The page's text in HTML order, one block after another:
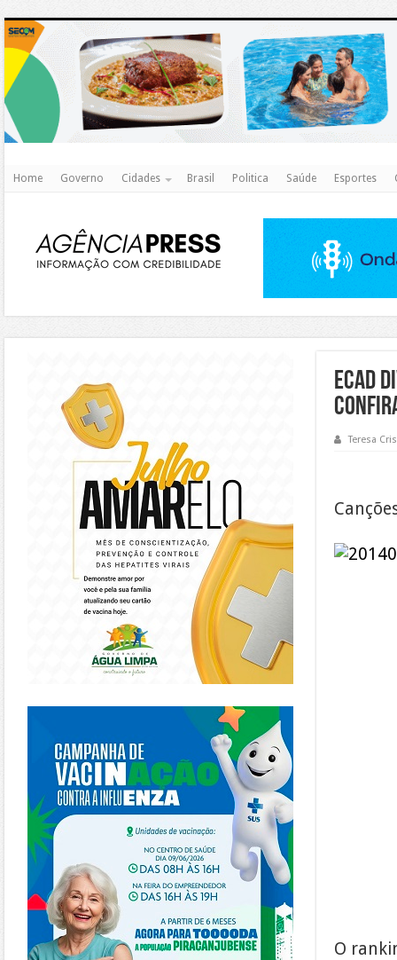
Home Governo Cidades Brasil Politica Saúde Esportes
Ecad
Teresa
O
https://piracanjuba.go.gov.br/